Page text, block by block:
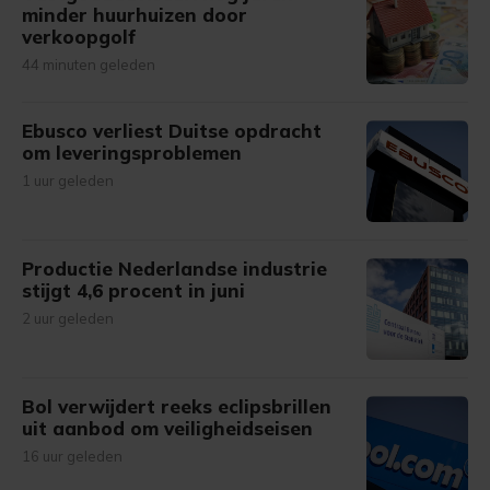
minder huurhuizen door
verkoopgolf
44 minuten geleden
Ebusco verliest Duitse opdracht
om leveringsproblemen
1 uur geleden
Productie Nederlandse industrie
stijgt 4,6 procent in juni
2 uur geleden
Bol verwijdert reeks eclipsbrillen
uit aanbod om veiligheidseisen
16 uur geleden